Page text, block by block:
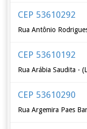
CEP 53610292
Rua Antônio
CEP 53610192
Rua Arábia Saudita -
CEP 53610290
Rua Argemira Paes